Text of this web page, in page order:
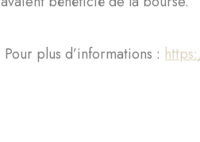
Pour plus d’informations :